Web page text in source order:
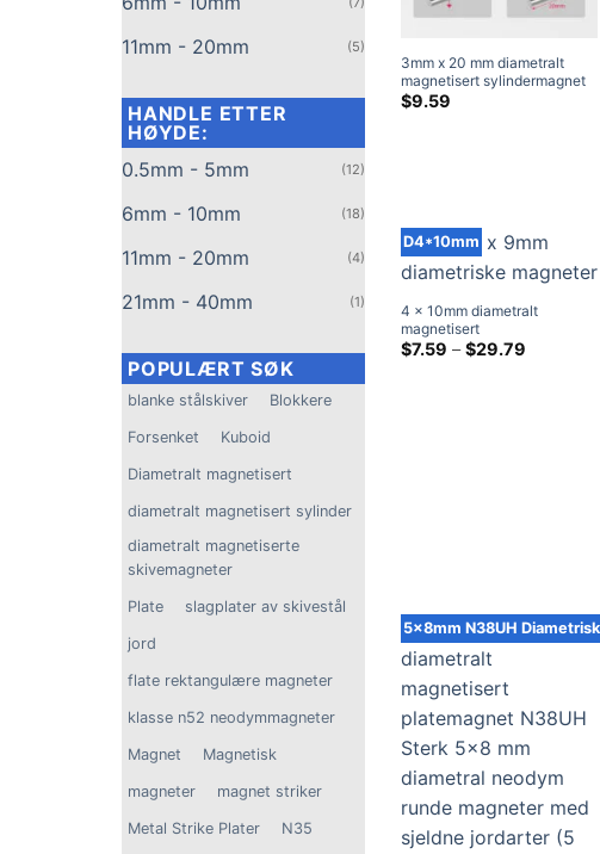
11mm - 20mm (5)
HANDLE ETTER
HØYDE:
0.5mm - 5mm
(12)
6mm - 10mm (18)
11mm - 20mm (4)
21mm - 40mm (1)
POPULÆRT SØK
blanke stålskiver Blokkere
Forsenket Kuboid
Diametralt magnetisert
diametralt magnetisert sylinder
diametralt magnetiserte
skivemagneter
Plate slagplater av skivestål
jord
flate rektangulære magneter
klasse n52 neodymmagneter
Magnet Magnetisk
magneter magnet striker
Metal Strike Plater N35
3mm x 20 mm diametralt
magnetisert sylindermagnet
N50 diametriske magneter
Sterke neodym-
$9.59
D4*10mm
4 x 10mm diametralt
magnetisert
neodymsylindermagnet N35
$7.59 – $29.79Prisklasse:
5x8mm N38UH Diametrisk